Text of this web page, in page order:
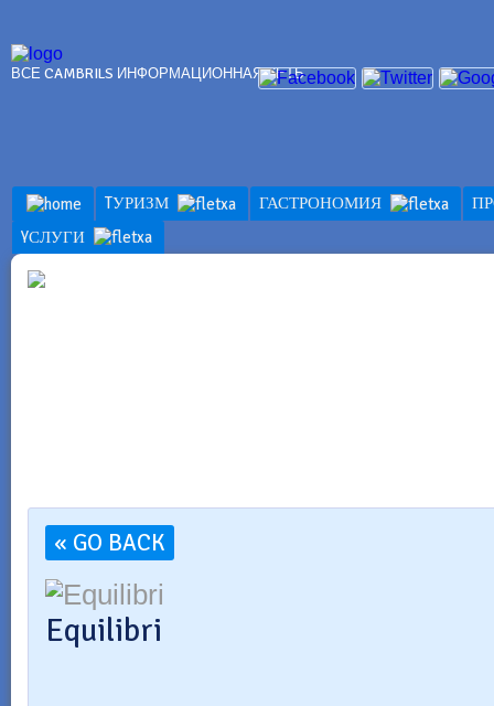
ВСЕ CAMBRILS ИНФОРМАЦИОННАЯ СЕТЬ
TУРИЗМ ГАСТРОНОМИЯ
YСЛУГИ
« GO BACK
Equilibri